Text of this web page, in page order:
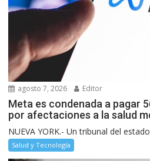
agosto 7, 2026 Editor
Meta es condenada a pagar
por afectaciones a la salud
NUEVA YORK.- Un tribunal del
Salud y Tecnología